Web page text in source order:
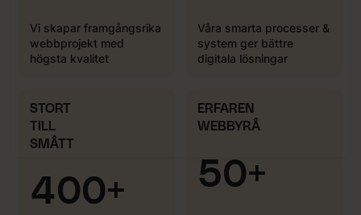
Vi skapar framgångsrika
webbprojekt med
högsta kvalitet
Våra smarta processer &
system ger bättre
digitala lösningar
STORT
TILL
SMÅTT
400+
ERFAREN
WEBBYRÅ
50+